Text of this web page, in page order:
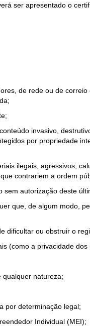
ser apresentado o
de rede ou de
invasivo,
por propriedade
ilegais, agressivos,
contrariem a ordem
sem autorização deste
que, de algum modo,
dificultar ou obstruir o
(como a privacidade
qualquer natureza;
por determinação legal;
Individual (MEI);